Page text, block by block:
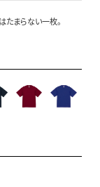
たまらない一枚。